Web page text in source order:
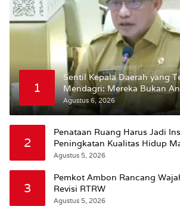
1
Sentil Kepala Daerah yang
Mendagri: Mereka Bukan
Agustus 6, 2026
2
Penataan Ruang Harus Jadi
Peningkatan Kualitas Hidup
Wattimena: Revisi RT-RW
Agustus 5, 2026
3
Pemkot Ambon Rancang
Revisi RTRW
Agustus 5, 2026